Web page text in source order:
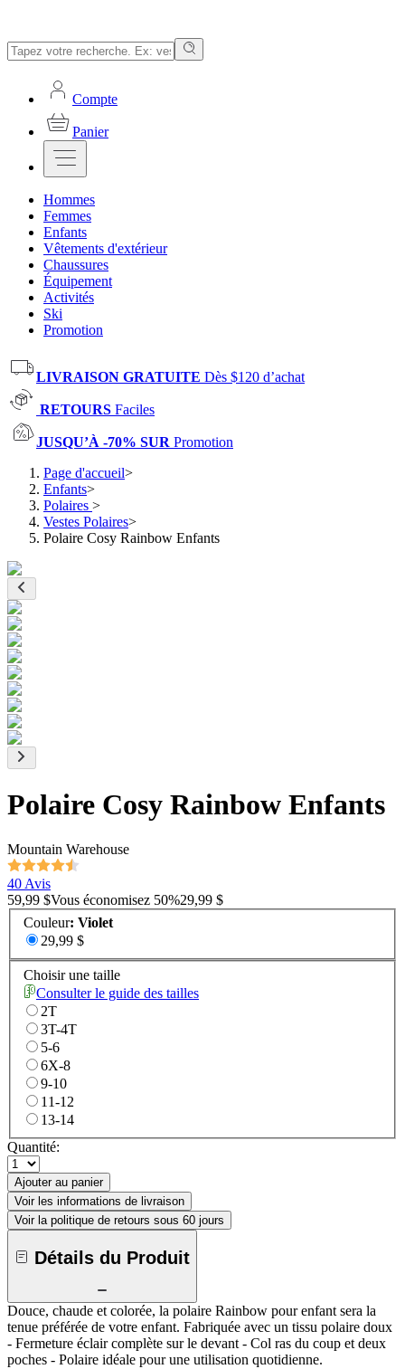
Compte
Panier
Hommes
Femmes
Enfants
Vêtements d'extérieur
Chaussures
Équipement
Activités
Ski
Promotion
LIVRAISON GRATUITE Dès $120 d’achat
RETOURS Faciles
JUSQU’À -70% SUR Promotion
Page d'accueil>
Enfants>
Polaires >
Vestes Polaires>
Polaire Cosy Rainbow Enfants
Polaire Cosy Rainbow Enfants
Mountain Warehouse
40 Avis
59,99 $Vous économisez 50%29,99 $
Couleur: Violet
29,99 $
Choisir une taille
Consulter le guide des tailles
2T
3T-4T
5-6
6X-8
9-10
11-12
13-14
Quantité:
Ajouter au panier
Voir les informations de livraison
Voir la politique de retours sous 60 jours
Détails du Produit
Douce, chaude et colorée, la polaire Rainbow pour enfant sera la
tenue préférée de votre enfant. Fabriquée avec un tissu polaire doux
- Fermeture éclair complète sur le devant - Col ras du coup et deux
poches - Polaire idéale pour une utilisation quotidienne.